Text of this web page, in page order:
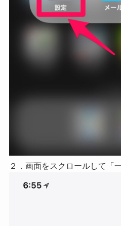
２．画面をスクロールして「